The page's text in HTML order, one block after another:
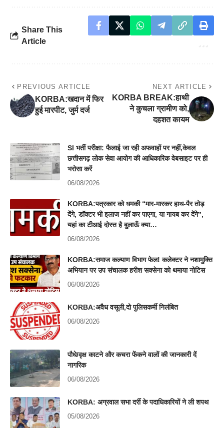
Share This
Article
PREVIOUS ARTICLE
KORBA:खदान में फिर
हुई मारपीट, जुर्म दर्ज
NEXT ARTICLE
KORBA BREAK:हाथी
ने कुचला ग्रामीण को,
दहशत कायम
SI भर्ती परीक्षा: फैलाई जा रही अफवाहों पर नहीं,केवल
छत्तीसगढ़ लोक सेवा आयोग की आधिकारिक वेबसाइट पर ही
भरोसा करें
06/08/2026
KORBA:पत्रकार को धमकी “मार-मारकर हाथ-पैर तोड़
देंगे, डॉक्टर भी इलाज नहीं कर पाएगा, या गायब कर देंगे”,
यहां का टीआई दोस्त है बुलाऊँ क्या…
06/08/2026
KORBA:समाज कल्याण विभाग फेल! कलेक्टर ने नशामुक्ति
अभियान पर उप संचालक हरीश सक्सेना को थमाया नोटिस
06/08/2026
KORBA:अवैध वसूली,दो पुलिसकर्मी निलंबित
06/08/2026
पौधे/वृक्ष काटने और कचरा फेंकने वालों की जानकारी दें
नागरिक
06/08/2026
KORBA: अग्रवाल सभा दर्री के पदाधिकारियों ने ली शपथ
05/08/2026